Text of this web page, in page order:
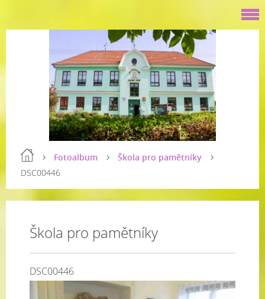
Fotoalbum
Škola pro pamětníky
DSC00446
Škola pro pamětníky
DSC00446